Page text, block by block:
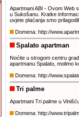
Apartmani ABI - Ovom Web
u Sukošanu. Kratke
uvjete plaćanja smo
Domena: http://
Spalato apartman
Noćite u strogom centru
apartmanu Spalato, molimo
Domena: http://
Tri palme
Apartmani Tri palme u
Domena: http://